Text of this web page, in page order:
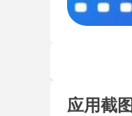
应用截图